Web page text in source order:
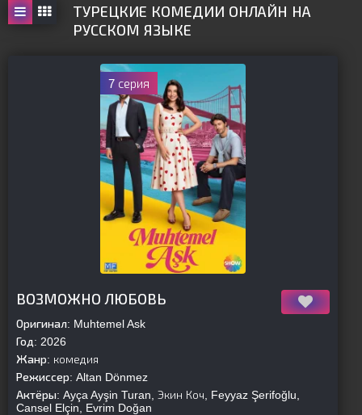
ТУРЕЦКИЕ КОМЕДИИ ОНЛАЙН НА
РУССКОМ ЯЗЫКЕ
7 серия
ВОЗМОЖНО ЛЮБОВЬ
Оригинал: Muhtemel Ask
Год: 2026
Жанр: комедия
Режиссер: Altan Dönmez
Актёры: Ayça Ayşin Turan, Экин Коч, Feyyaz Şerifoğlu,
Cansel Elçin, Evrim Doğan